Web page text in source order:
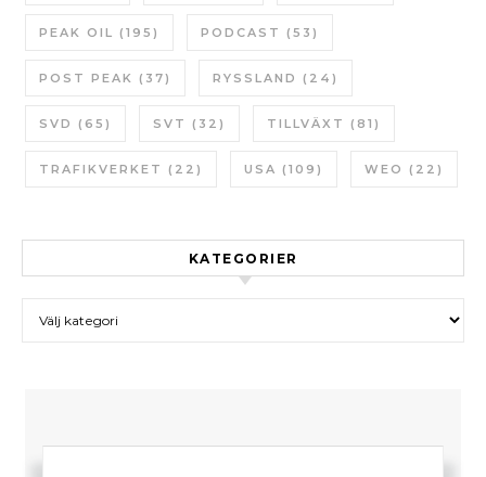
PEAK OIL (195) PODCAST (53)
POST PEAK (37) RYSSLAND (24)
SVD (65) SVT (32) TILLVÄXT (81)
TRAFIKVERKET (22) USA (109) WEO (22)
KATEGORIER